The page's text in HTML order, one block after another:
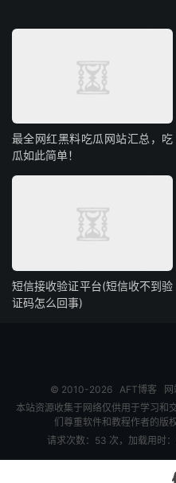
最全网红黑料吃瓜网站汇总，吃
瓜如此简单！
短信接收验证平台(短信收不到验
证码怎么回事)
© 2010-2026 AFT博客
本站资源收集于网络仅供用于学习和
们尊重软件和教程作者的版
请求次数：53 次，加载用时